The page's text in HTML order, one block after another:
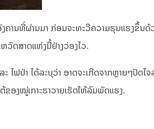
ງຄານທີ່ຜ່ານມາ ກ່ອນຈະທະວີຄວາມຮຸນແຮງຂຶ້ນ
ວັດສາດແຫ່ງນີ້ຢ່າງວ່ອງໄວ.
ໄຟປ່າ ໄດ້ລະບຸວ່າ ອາດຈະເກີດຈາກຫຼາຍໆປັດໄ
ອງໝູ່ເກາະຮາວາຍເຮັດໃຫ້ລົມພັດແຮງ.